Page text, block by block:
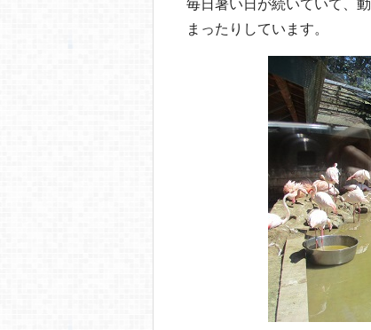
o
毎日暑い日が続いていて、
まったりしています。